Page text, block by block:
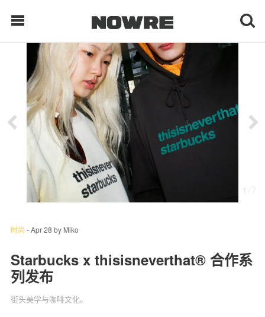
每日鲜榨
现客视点
每日栏目
时 尚
球 鞋
科 技
1 / 7
时尚 -Apr 28 by Miko
Starbucks x thisisneverthat® 合作系
列发布
街头美学与咖啡文化。